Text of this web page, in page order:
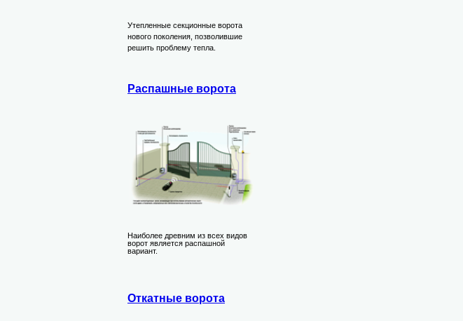
Утепленные секционные ворота
нового поколения, позволившие
решить проблему тепла.
Распашные ворота
Наиболее древним из всех видов
ворот является распашной
вариант.
Откатные ворота